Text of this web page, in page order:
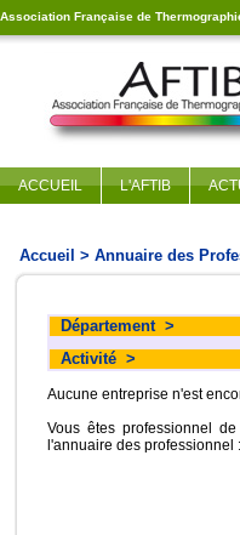
Association Française de
ACCUEIL L'AFTIB
Accueil > Annuaire des
Département >
Activité >
Aucune entreprise n'est
Vous êtes professionnel
l'annuaire des professionnel :